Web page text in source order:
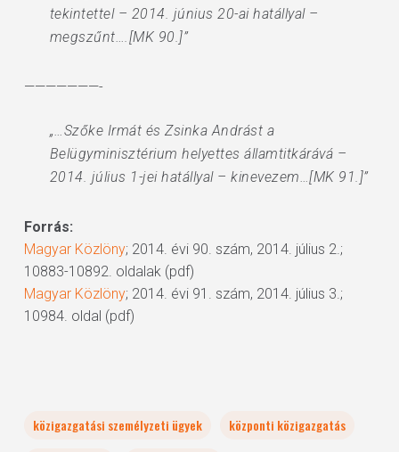
tekintettel – 2014. június 20-ai hatállyal –
megszűnt….[MK 90.]”
———————-
„…Szőke Irmát és Zsinka Andrást a
Belügyminisztérium helyettes államtitkárává –
2014. július 1-jei hatállyal – kinevezem…[MK 91.]”
Forrás:
Magyar Közlöny; 2014. évi 90. szám, 2014. július 2.;
10883-10892. oldalak (pdf)
Magyar Közlöny; 2014. évi 91. szám, 2014. július 3.;
10984. oldal (pdf)
közigazgatási személyzeti ügyek
központi közigazgatás